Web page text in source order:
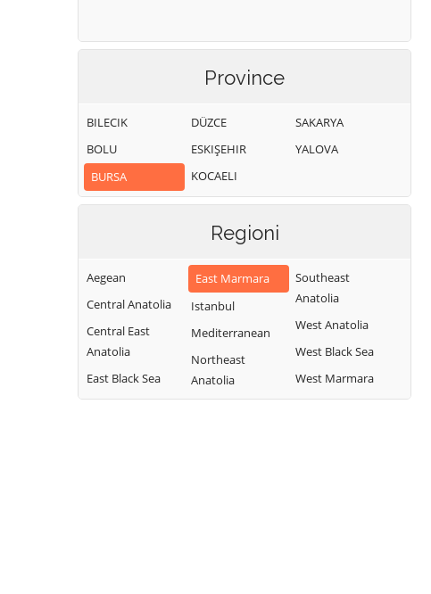
Province
BILECIK
BOLU
BURSA
DÜZCE
ESKIŞEHIR
KOCAELI
SAKARYA
YALOVA
Regioni
Aegean
Central Anatolia
Central East
Anatolia
East Black Sea
East Marmara
Istanbul
Mediterranean
Northeast
Anatolia
Southeast
Anatolia
West Anatolia
West Black Sea
West Marmara